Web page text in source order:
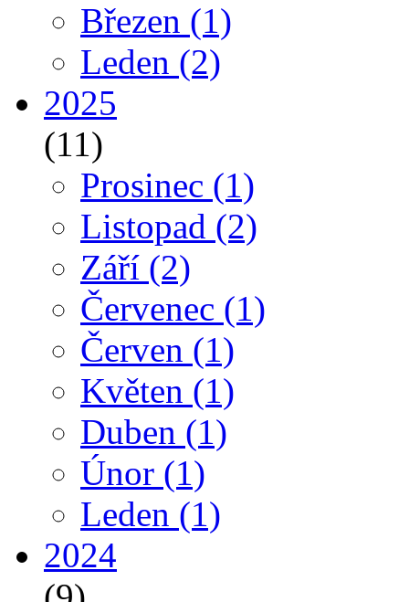
Březen (1)
Leden (2)
2025
(11)
Prosinec (1)
Listopad (2)
Září (2)
Červenec (1)
Červen (1)
Květen (1)
Duben (1)
Únor (1)
Leden (1)
2024